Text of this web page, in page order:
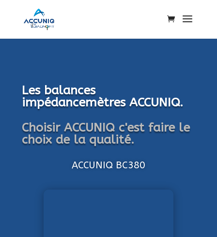
Les balances
impédancemètres ACCUNIQ.
Choisir ACCUNIQ c'est faire le
choix de la qualité.
ACCUNIQ BC380